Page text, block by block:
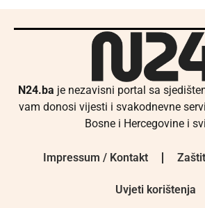
N24.ba je nezavisni portal sa
vam donosi vijesti i svakodnevne
Bosne i Hercegovine i
Impressum / Kontakt
Uvjeti korištenja